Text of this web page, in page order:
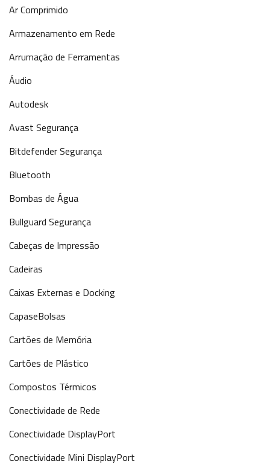
Ar Comprimido
Armazenamento em Rede
Arrumação de Ferramentas
Áudio
Autodesk
Avast Segurança
Bitdefender Segurança
Bluetooth
Bombas de Água
Bullguard Segurança
Cabeças de Impressão
Cadeiras
Caixas Externas e Docking
CapaseBolsas
Cartões de Memória
Cartões de Plástico
Compostos Térmicos
Conectividade de Rede
Conectividade DisplayPort
Conectividade Mini DisplayPort